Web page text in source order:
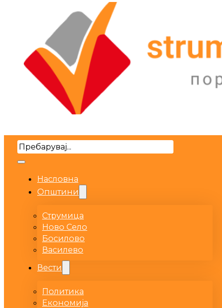
Search
Насловна
Општини
Струмица
Ново Село
Босилово
Василево
Вести
Политика
Економија